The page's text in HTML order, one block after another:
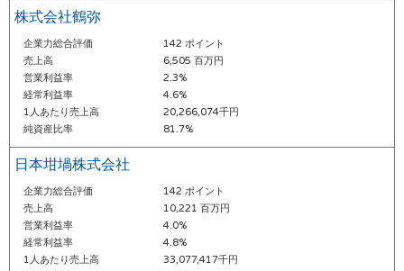
株式会社鶴弥
企業力総合評価
142 ポイント
売上高
6,505 百万円
営業利益率
2.3%
経常利益率
4.6%
1人あたり売上高
20,266,074千円
純資産比率
81.7%
日本坩堝株式会社
企業力総合評価
142 ポイント
売上高
10,221 百万円
営業利益率
4.0%
経常利益率
4.8%
1人あたり売上高
33,077,417千円